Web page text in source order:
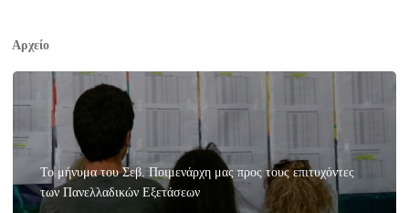
Αρχείο
Το μήνυμα του Σεβ. Ποιμενάρχη μας προς τους επιτυχόντες
των Πανελλαδικών Εξετάσεων